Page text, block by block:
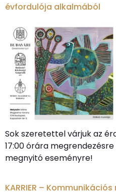
évfordulója alkalmából
Sok szeretettel várjuk az
17:00 órára
megnyitó eseményre!
KARRIER –